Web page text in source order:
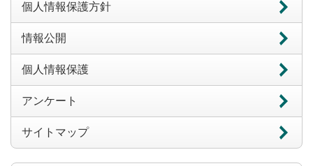
個人情報保護方針
情報公開
個人情報保護
アンケート
サイトマップ